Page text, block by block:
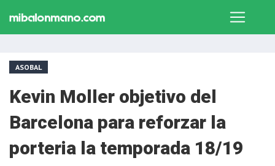
ASOBAL
Kevin Moller objetivo del
Barcelona para reforzar la
porteria la temporada 18/19